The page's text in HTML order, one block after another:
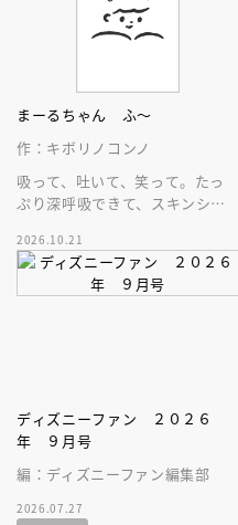
まーるちゃん ふ～
作：キボリノコンノ
吸って、吐いて、笑って。たっ
ぷり深呼吸できて、スキンシッ
家、キボリノコンノ初のファー
ストブック。
2026.10.21
ディズニーファン ２０２６
年 ９月号
編：ディズニーファン編集部
2026.07.27